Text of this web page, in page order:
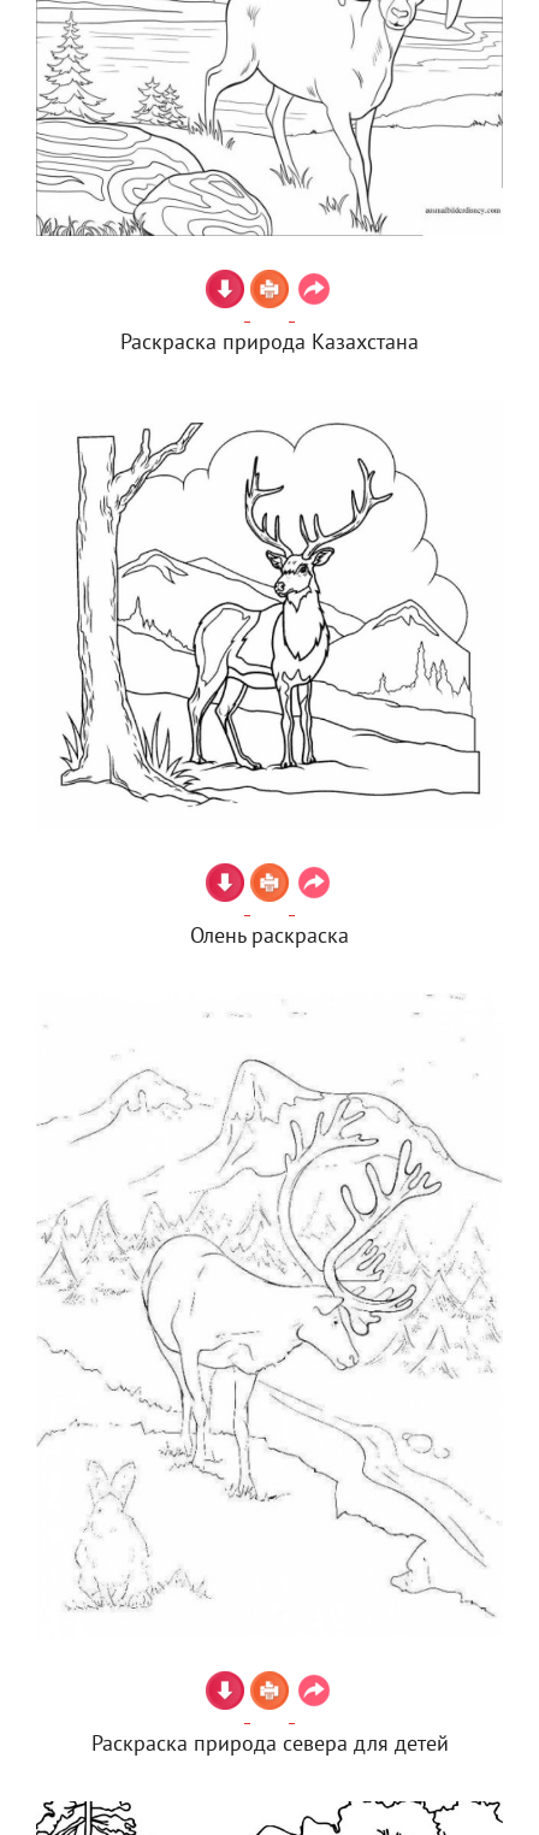
Раскраска природа Казахстана
Олень раскраска
Раскраска природа севера для детей